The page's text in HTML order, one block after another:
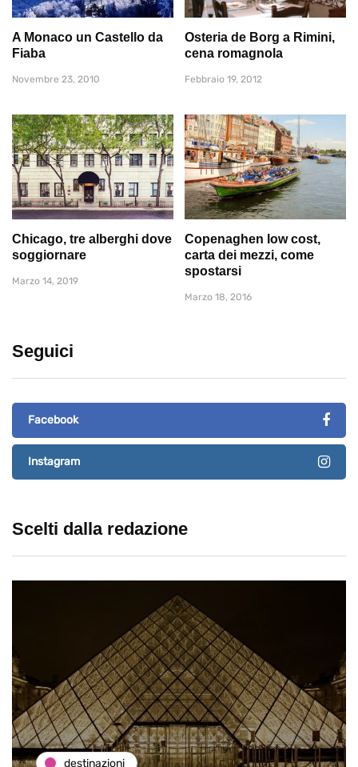
A Monaco un Castello da
Fiaba
Novembre 23, 2010
Osteria de Borg a Rimini,
cena romagnola
Febbraio 19, 2012
Chicago, tre alberghi dove
soggiornare
Marzo 14, 2019
Copenaghen low cost,
carta dei mezzi, come
spostarsi
Marzo 18, 2016
Seguici
Facebook
Instagram
Scelti dalla redazione
destinazioni